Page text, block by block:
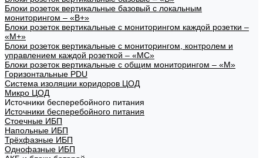
Блоки розеток вертикальные базовый с локальным
мониторингом – «В+»
Блоки розеток вертикальные с мониторингом каждой розетки –
«М+»
Блоки розеток вертикальные с мониторингом, контролем и
управлением каждой розеткой – «МС»
Блоки розеток вертикальные с общим мониторингом – «М»
Горизонтальные PDU
Система изоляции коридоров ЦОД
Микро ЦОД
Источники бесперебойного питания
Источники бесперебойного питания
Стоечные ИБП
Напольные ИБП
Трёхфазные ИБП
Однофазные ИБП